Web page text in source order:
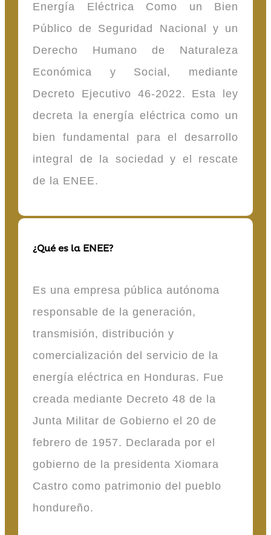
Energía Eléctrica Como un Bien
Público de Seguridad Nacional y un
Derecho Humano de Naturaleza
Económica y Social, mediante
Decreto Ejecutivo 46-2022. Esta ley
decreta la energía eléctrica como un
bien fundamental para el desarrollo
integral de la sociedad y el rescate
de la ENEE.
¿Qué es la ENEE?
Es una empresa pública autónoma
responsable de la generación,
transmisión, distribución y
comercialización del servicio de la
energía eléctrica en Honduras. Fue
creada mediante Decreto 48 de la
Junta Militar de Gobierno el 20 de
febrero de 1957. Declarada por el
gobierno de la presidenta Xiomara
Castro como patrimonio del pueblo
hondureño.